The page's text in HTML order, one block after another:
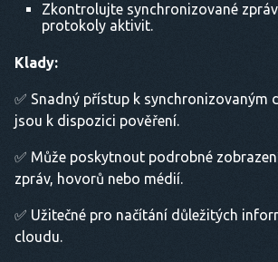
Zkontrolujte synchronizované
protokoly aktivit.
Klady:
✅ Snadný přístup k synchronizovaným
jsou k dispozici pověření.
✅ Může poskytnout podrobné
zpráv, hovorů nebo médií.
✅ Užitečné pro načítání důležitých
cloudu.